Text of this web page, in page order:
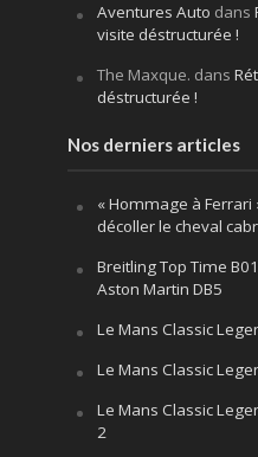
Aventures Auto dans
visite déstructurée !
The Maxque. dans
déstructurée !
Nos derniers articles
« Hommage à Ferrari
décoller le cheval
Breitling Top Time
Aston Martin DB5
Le Mans Classic
Le Mans Classic
Le Mans Classic
2